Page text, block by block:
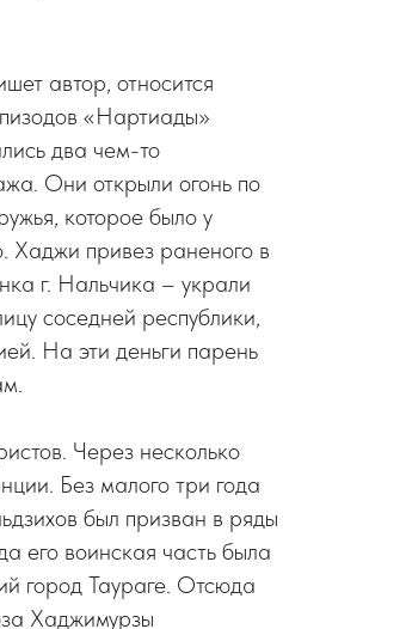
автор, относится
«Нартиады»
два чем-то
Они открыли огонь по
которое было у
Хаджи привез раненого в
г. Нальчика – украли
соседней республики,
На эти деньги парень
Через несколько
Без малого три года
был призван в ряды
его воинская часть была
город Таураге. Отсюда
Хаджимурзы